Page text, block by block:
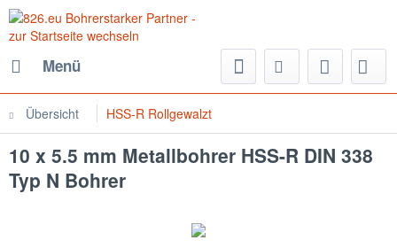
Menü
Übersicht HSS-R Rollgewalzt
10 x 5.5 mm Metallbohrer HSS-R DIN 338
Typ N Bohrer